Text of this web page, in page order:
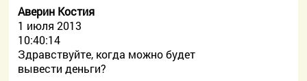
Аверин Костия
1 июля 2013
10:40:14
Здравствуйте, когда можно будет
вывести деньги?